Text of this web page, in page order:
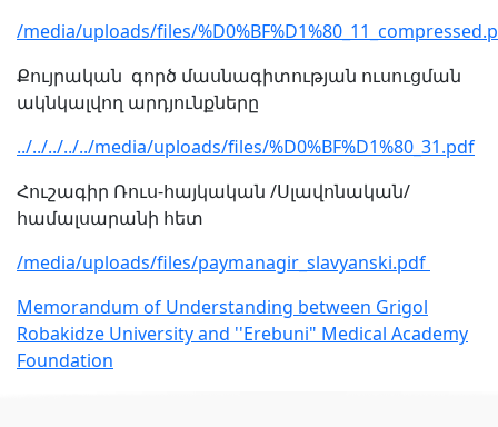
/media/uploads/files/
Քույրական գործ մասնագիտության ուսուցման
ակնկալվող արդյունքները
../../../../../media/uploads/files/%D0%BF%D1%80_31.pdf
Հուշագիր Ռուս-հայկական /Սլավոնական/
համալսարանի հետ
/media/uploads/files/paymanagir_slavyanski.pdf
Memorandum of Understanding between Grigol
Robakidze University and ''Erebuni" Medical Academy
Foundation